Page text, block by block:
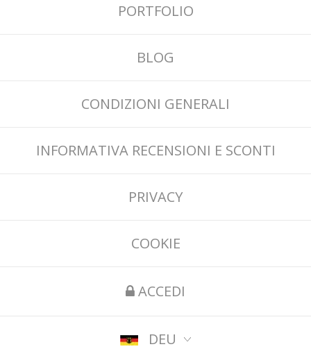
PORTFOLIO
BLOG
CONDIZIONI GENERALI
INFORMATIVA RECENSIONI E SCONTI
PRIVACY
COOKIE
ACCEDI
DEU